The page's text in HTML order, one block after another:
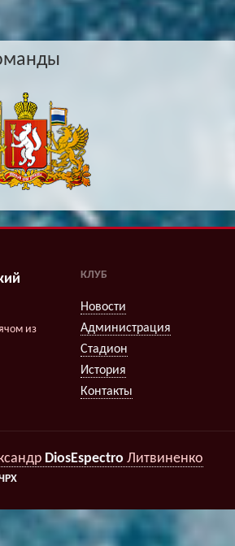
из
КЛУБ
Новости
Администрация
Стадион
История
Контакты
DiosEspectro Литвиненко